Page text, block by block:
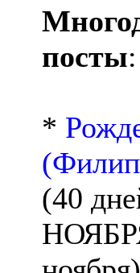
посты:
*
(40